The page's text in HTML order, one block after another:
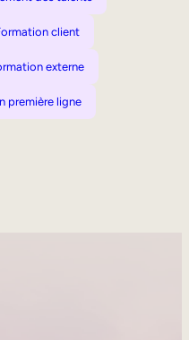
client
externe
première ligne